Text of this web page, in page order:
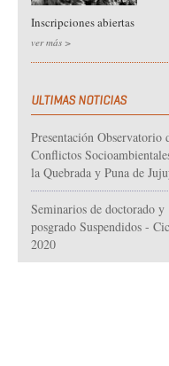
Inscripciones abiertas
ver más >
ULTIMAS NOTICIAS
Presentación Observatorio
Conflictos
la Quebrada y Puna de
Seminarios de doctorado y
posgrado Suspendidos -
2020